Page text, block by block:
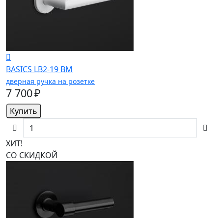
BASICS LB2-19 BM
дверная ручка на розетке
7 700 ₽
Купить
ХИТ!
СО СКИДКОЙ